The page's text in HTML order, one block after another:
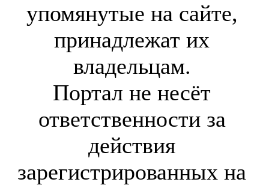
упомянутые на сайте,
принадлежат их
владельцам.
Портал не несёт
ответственности за
действия
зарегистрированных на